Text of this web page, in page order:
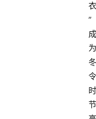
衣
”
成
为
冬
令
时
节